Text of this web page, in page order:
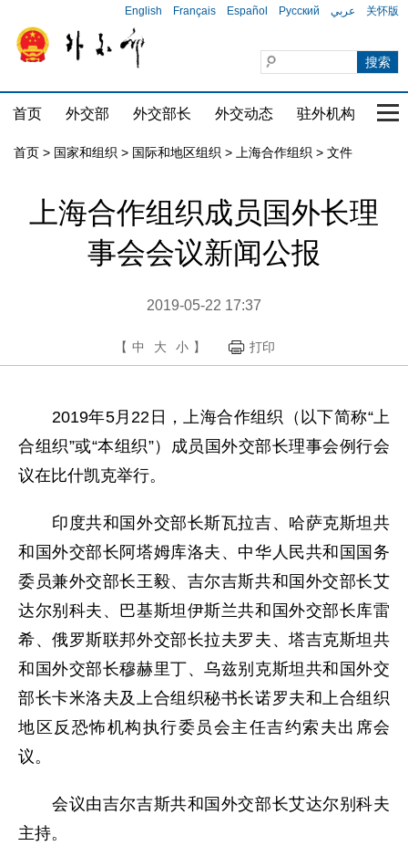
English Français Español Русский عربي 关怀版
首页 外交部 外交部长 外交动态 驻外机构 国
首页 > 国家和组织 > 国际和地区组织 > 上海合作组织 > 文件
上海合作组织成员国外长理
事会会议新闻公报
2019-05-22 17:37
【 中 大 小 】 打印
2019年5月22日，上海合作组织（以下简称“上
合组织”或“本组织”）成员国外交部长理事会例行会
议在比什凯克举行。
印度共和国外交部长斯瓦拉吉、哈萨克斯坦共
和国外交部长阿塔姆库洛夫、中华人民共和国国务
委员兼外交部长王毅、吉尔吉斯共和国外交部长艾
达尔别科夫、巴基斯坦伊斯兰共和国外交部长库雷
希、俄罗斯联邦外交部长拉夫罗夫、塔吉克斯坦共
和国外交部长穆赫里丁、乌兹别克斯坦共和国外交
部长卡米洛夫及上合组织秘书长诺罗夫和上合组织
地区反恐怖机构执行委员会主任吉约索夫出席会
议。
会议由吉尔吉斯共和国外交部长艾达尔别科夫
主持。